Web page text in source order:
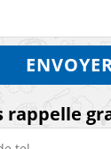
rappelle